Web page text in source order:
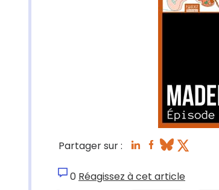
Partager sur :
0 Réagissez à cet article